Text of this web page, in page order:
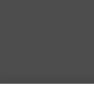
ein neu